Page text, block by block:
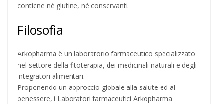
contiene né glutine, né conservanti.
Filosofia
Arkopharma è un laboratorio farmaceutico specializzato
nel settore della fitoterapia, dei medicinali naturali e degli
integratori alimentari.
Proponendo un approccio globale alla salute ed al
benessere, i Laboratori farmaceutici Arkopharma